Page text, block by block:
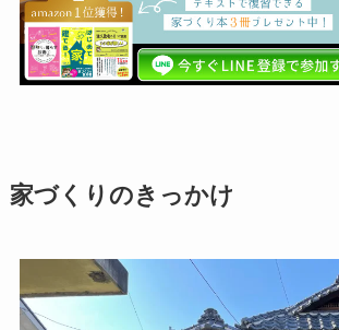
家づくりのきっかけ